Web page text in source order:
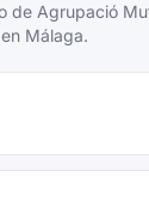
de Agrupació
Málaga.